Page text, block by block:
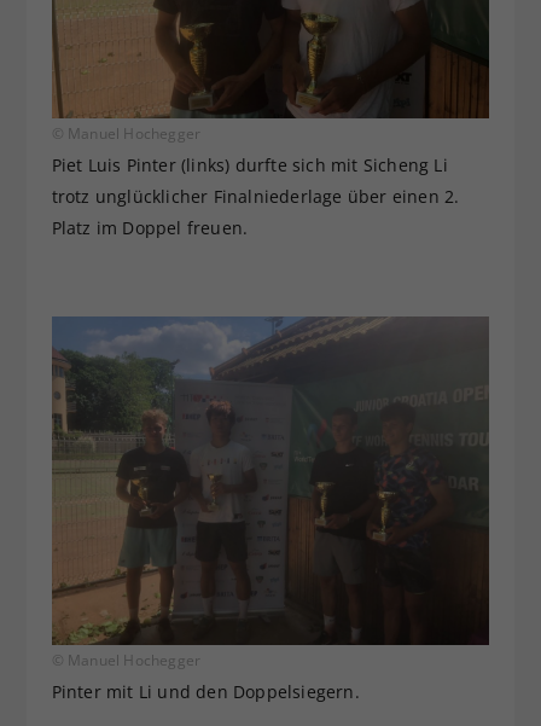
© Manuel Hochegger
Piet Luis Pinter (links) durfte sich mit Sicheng Li
trotz unglücklicher Finalniederlage über einen 2.
Platz im Doppel freuen.
© Manuel Hochegger
Pinter mit Li und den Doppelsiegern.